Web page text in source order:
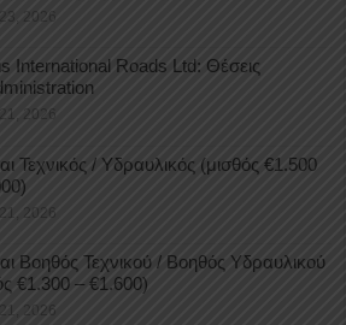
2026
International Roads Ltd: Θέσεις
2026
Τεχνικός / Υδραυλικός (μισθός €1.500
2026
Βοηθός Τεχνικού / Βοηθός Υδραυλικού
€1.300 – €1.600)
2026